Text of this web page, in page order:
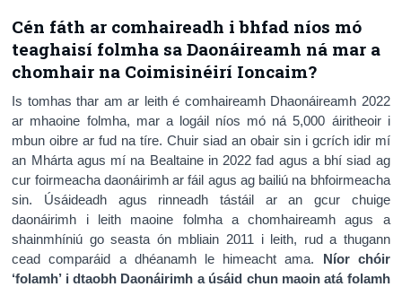
Cén fáth ar comhaireadh i bhfad níos mó
teaghaisí folmha sa Daonáireamh ná mar a
chomhair na Coimisinéirí Ioncaim?
Is tomhas thar am ar leith é comhaireamh Dhaonáireamh 2022
ar mhaoine folmha, mar a logáil níos mó ná 5,000 áiritheoir i
mbun oibre ar fud na tíre. Chuir siad an obair sin i gcrích idir mí
an Mhárta agus mí na Bealtaine in 2022 fad agus a bhí siad ag
cur foirmeacha daonáirimh ar fáil agus ag bailiú na bhfoirmeacha
sin. Úsáideadh agus rinneadh tástáil ar an gcur chuige
daonáirimh i leith maoine folmha a chomhaireamh agus a
shainmhíniú go seasta ón mbliain 2011 i leith, rud a thugann
cead comparáid a dhéanamh le himeacht ama. Níor chóir
‘folamh’ i dtaobh Daonáirimh a úsáid chun maoin atá folamh